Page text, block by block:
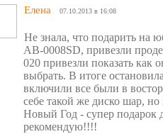
Елена 07.10.2013 в 16:08
Не знала, что подарить на
AB-0008SD, привезли
020 привезли показать как
выбрать. В итоге
включили все были в
себе такой же диско шар,
Новый Год - супер подарок
рекомендую!!!!